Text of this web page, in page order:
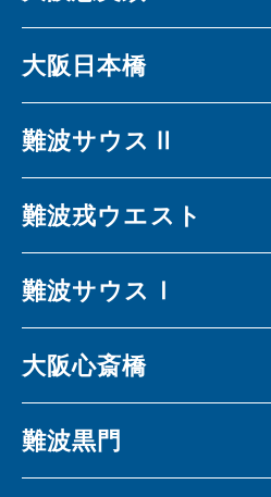
大阪日本橋
難波サウスⅡ
難波戎ウエスト
難波サウスⅠ
大阪心斎橋
難波黒門